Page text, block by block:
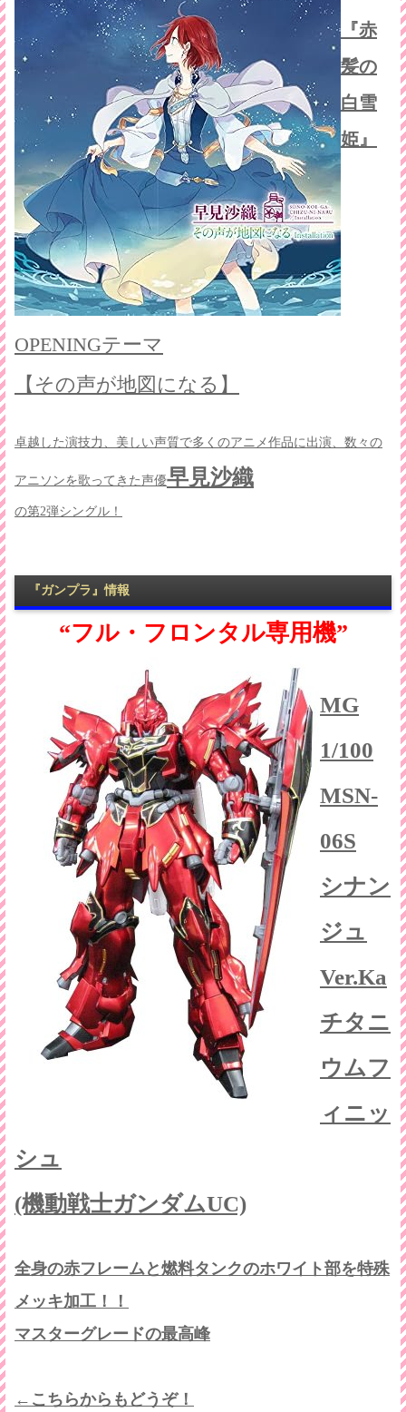
『赤
髪の
白雪
姫』
OPENINGテーマ
【その声が地図になる】
卓越した演技力、美しい声質で多くのアニメ作品に出演、数々の
アニソンを歌ってきた声優早見沙織
の第2弾シングル！
『ガンプラ』情報
“フル・フロンタル専用機”
MG
1/100
MSN-
06S
シナン
ジュ
Ver.Ka
チタニ
ウムフ
ィニッ
シュ
(機動戦士ガンダムUC)
全身の赤フレームと燃料タンクのホワイト部を特殊
メッキ加工！！
マスターグレードの最高峰
←こちらからもどうぞ！